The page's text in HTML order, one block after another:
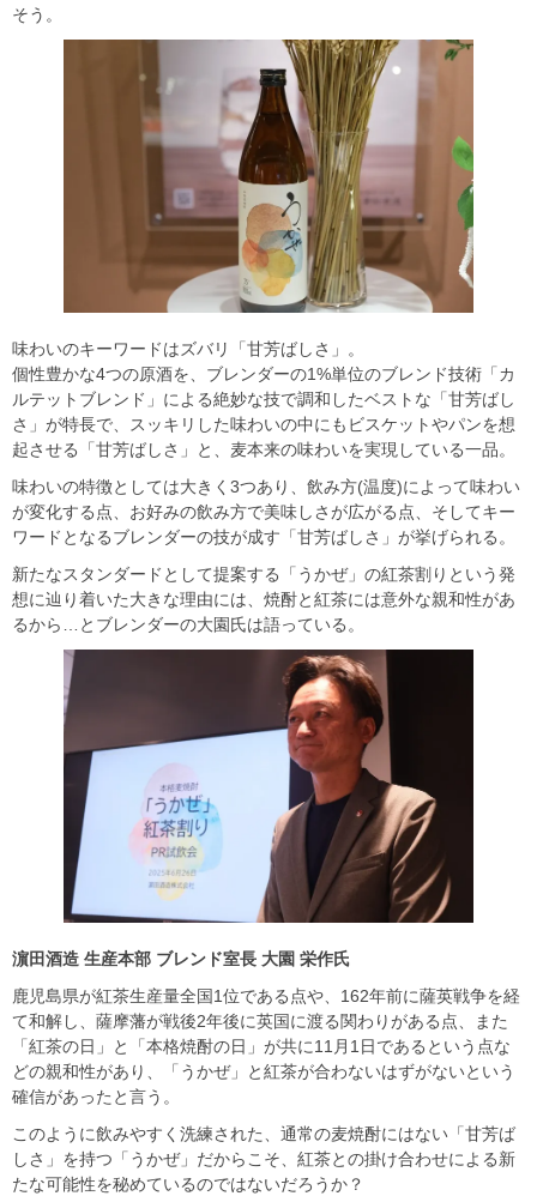
そう。
味わいのキーワードはズバリ「甘芳ばしさ」。
個性豊かな4つの原酒を、ブレンダーの1%単位のブレンド技術「カ
ルテットブレンド」による絶妙な技で調和したベストな「甘芳ばし
さ」が特長で、スッキリした味わいの中にもビスケットやパンを想
起させる「甘芳ばしさ」と、麦本来の味わいを実現している一品。
味わいの特徴としては大きく3つあり、飲み方(温度)によって味わい
が変化する点、お好みの飲み方で美味しさが広がる点、そしてキー
ワードとなるブレンダーの技が成す「甘芳ばしさ」が挙げられる。
新たなスタンダードとして提案する「うかぜ」の紅茶割りという発
想に辿り着いた大きな理由には、焼酎と紅茶には意外な親和性があ
るから…とブレンダーの大園氏は語っている。
濵田酒造 生産本部 ブレンド室長 大園 栄作氏
鹿児島県が紅茶生産量全国1位である点や、162年前に薩英戦争を経
て和解し、薩摩藩が戦後2年後に英国に渡る関わりがある点、また
「紅茶の日」と「本格焼酎の日」が共に11月1日であるという点な
どの親和性があり、「うかぜ」と紅茶が合わないはずがないという
確信があったと言う。
このように飲みやすく洗練された、通常の麦焼酎にはない「甘芳ば
しさ」を持つ「うかぜ」だからこそ、紅茶との掛け合わせによる新
たな可能性を秘めているのではないだろうか？